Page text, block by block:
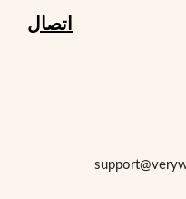
اتصال